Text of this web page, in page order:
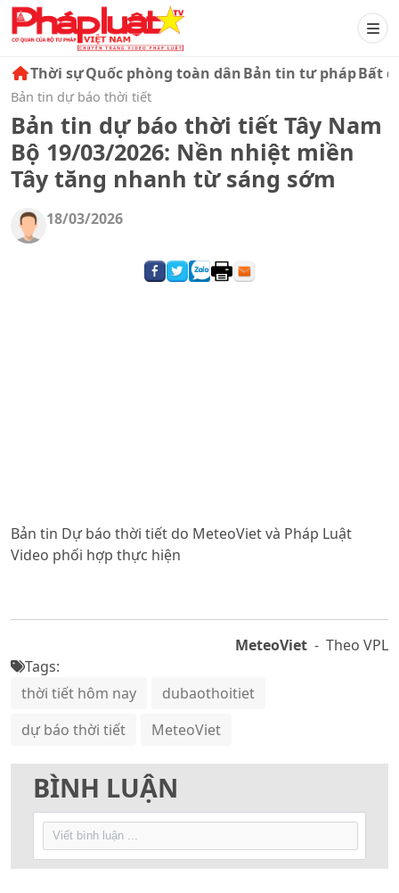
Thời sựQuốc phòng toàn dânBản tin tư phápBất
Bản tin dự báo thời tiết
Bản tin dự báo thời tiết Tây Nam
Bộ 19/03/2026: Nền nhiệt miền
Tây tăng nhanh từ sáng sớm
18/03/2026
Bản tin Dự báo thời tiết do MeteoViet và Pháp Luật
Video phối hợp thực hiện
MeteoViet - Theo VPL
Tags:
thời tiết hôm nay
dubaothoitiet
dự báo thời tiết
MeteoViet
BÌNH LUẬN